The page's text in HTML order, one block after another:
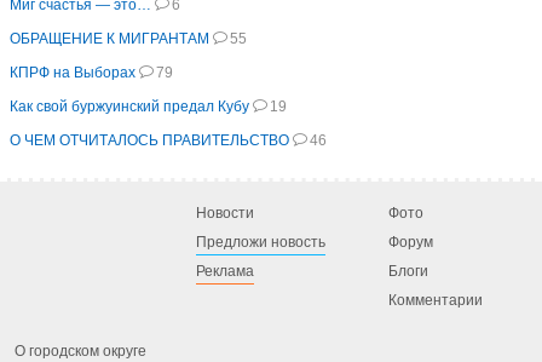
Миг счастья — это…
6
ОБРАЩЕНИЕ К МИГРАНТАМ
55
КПРФ на Выборах
79
Как свой буржуинский предал Кубу
19
О ЧЕМ ОТЧИТАЛОСЬ ПРАВИТЕЛЬСТВО
46
Новости
Предложи новость
Реклама
Фото
Форум
Блоги
Комментарии
О городском округе